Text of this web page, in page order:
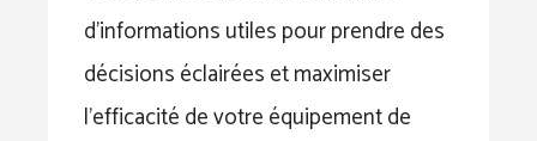
d’informations utiles pour prendre des
décisions éclairées et maximiser
l’efficacité de votre équipement de